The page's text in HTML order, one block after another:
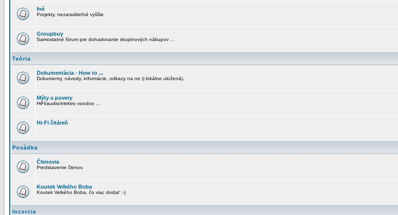
Iné
Projekty, nezaraditeľné vyššie.
Groupbuy
Samostatné fórum pre dohadovanie skupinových nákupov ...
Teória
Dokumentácia - How to ...
Dokumenty, návody, informácie, odkazy na ne (i lokálne uložená).
Mýty a povery
HiFi/audio/elektro voodoo ...
Hi-Fi čitáreň
Posádka
Členovia
Predstavenie členov.
Koutek Velkého Boba
Koutek Velkého Boba, čo viac dodať :-)
Inzercia